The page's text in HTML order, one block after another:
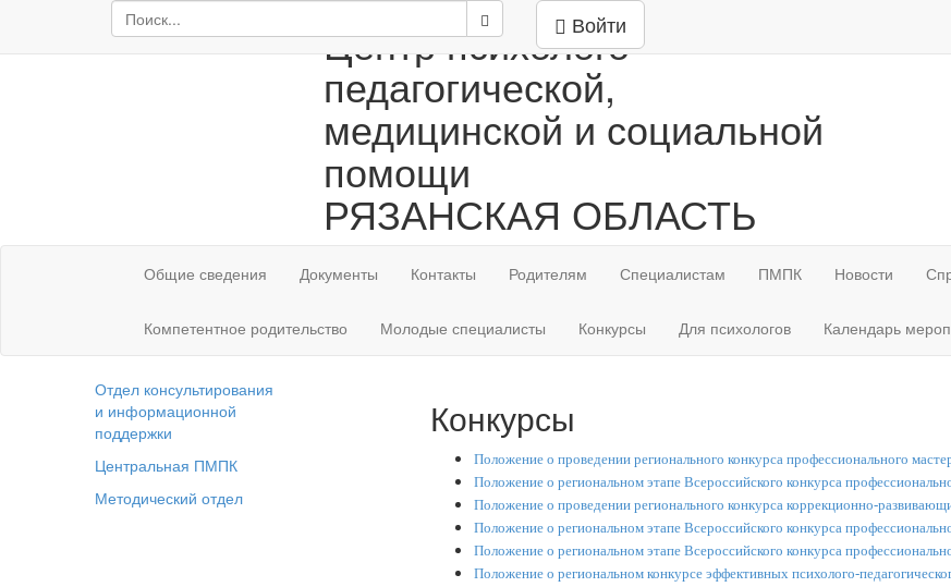
Войти
Центр психолого-
педагогической,
медицинской и социальной
помощи
РЯЗАНСКАЯ ОБЛАСТЬ
Общие сведения Документы Контакты Родителям Специалистам ПМПК Новости
Компетентное родительство Молодые специалисты Конкурсы Для психологов Календарь
Отдел консультирования
и информационной
поддержки
Центральная ПМПК
Методический отдел
Конкурсы
Положение о проведении регионального конкурса профессионального
Положение о региональном этапе Всероссийского конкурса
Положение о проведении регионального конкурса коррекционно-
Положение о региональном этапе Всероссийского конкурса
Положение о региональном этапе Всероссийского конкурса
Положение о региональном конкурсе эффективных психолого-